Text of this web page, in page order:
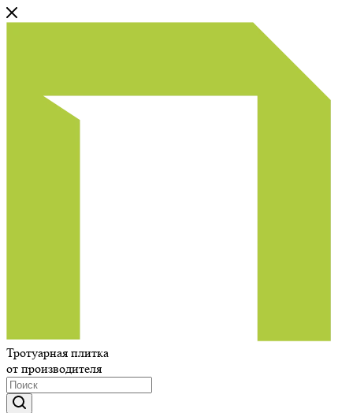
Тротуарная плитка
от производителя